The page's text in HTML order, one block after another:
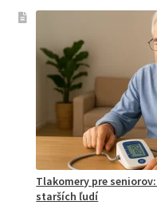
Tlakomery pre
starších ľudí